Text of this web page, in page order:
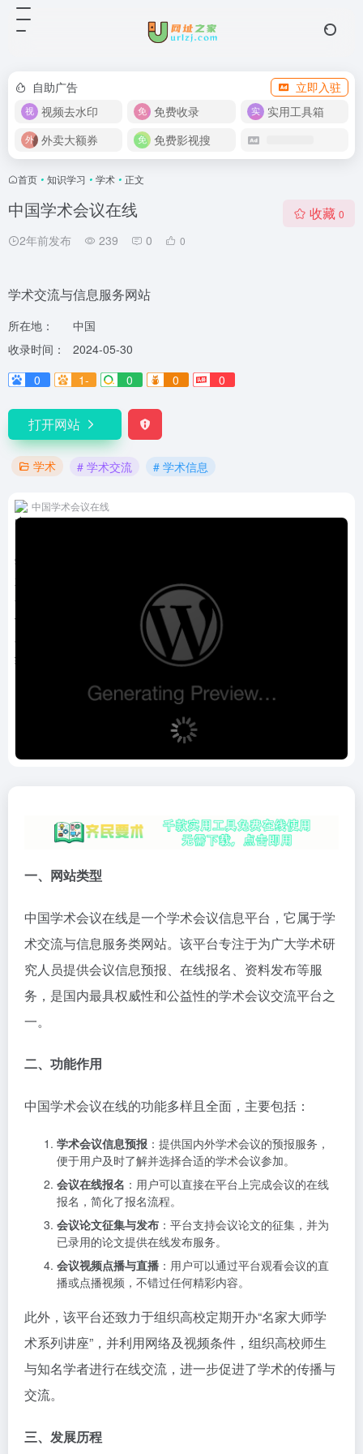
自助广告
立即入驻
视频去水印
免费收录
实用工具箱
外卖大额券
免费影视搜
首页 • 知识学习 • 学术 • 正文
中国学术会议在线
2年前发布 239 0 0
收藏 0
学术交流与信息服务网站
所在地：
中国
收录时间：
2024-05-30
0
1- 0 0 0
打开网站
学术 # 学术交流 # 学术信息
中国学术会议在线
一、网站类型
中国学术会议在线是一个学术会议信息平台，它属于学
术交流与信息服务类网站。该平台专注于为广大学术研
究人员提供会议信息预报、在线报名、资料发布等服
务，是国内最具权威性和公益性的学术会议交流平台之
一。
二、功能作用
中国学术会议在线的功能多样且全面，主要包括：
学术会议信息预报 ：提供国内外学术会议的预报服务，
便于用户及时了解并选择合适的学术会议参加。
会议在线报名 ：用户可以直接在平台上完成会议的在线
报名，简化了报名流程。
会议论文征集与发布 ：平台支持会议论文的征集，并为
已录用的论文提供在线发布服务。
会议视频点播与直播 ：用户可以通过平台观看会议的直
播或点播视频，不错过任何精彩内容。
此外，该平台还致力于组织高校定期开办“名家大师学
术系列讲座”，并利用网络及视频条件，组织高校师生
与知名学者进行在线交流，进一步促进了学术的传播与
交流。
三、发展历程